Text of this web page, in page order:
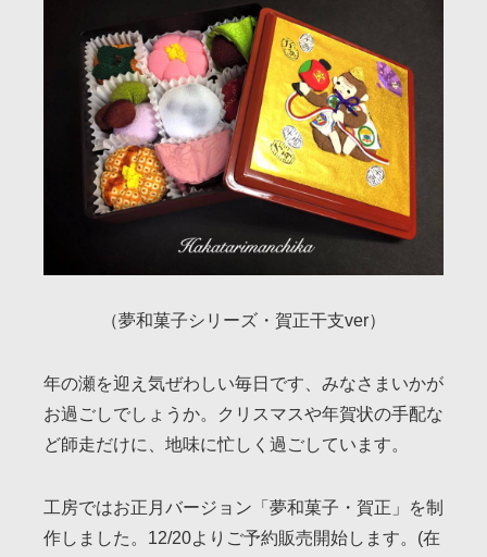
（夢和菓子シリーズ・賀正干支ver）
年の瀬を迎え気ぜわしい毎日です、みなさまいかが
お過ごしでしょうか。クリスマスや年賀状の手配な
ど師走だけに、地味に忙しく過ごしています。
工房ではお正月バージョン「夢和菓子・賀正」を制
作しました。12/20よりご予約販売開始します。(在